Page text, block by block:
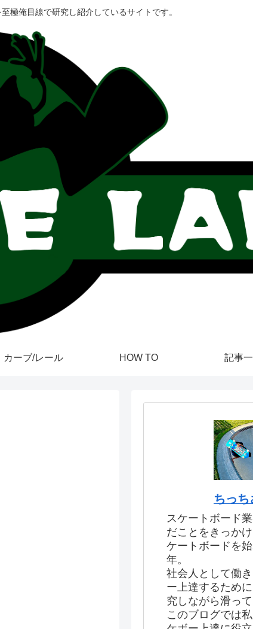
極俺目線で研究し紹介しているサイトです。
カーブ/レール HOW TO 記事
ちっち
スケートボード
だことをきっか
ケートボードを
年。
社会人として働
ー上達するため
究しながら滑って
このブログでは